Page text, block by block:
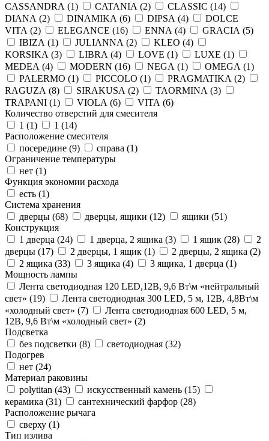
CASSANDRA (1) CATANIA (2) CLASSIC (14)
DIANA (2) DINAMIKA (6) DIPSA (4)
DOLCE
VITA (2) ELEGANCE (16) ENNA (4) GRACIA (5)
IBIZA (1) JULIANNA (2) KLEO (4)
KORSIKA (3) LIBRA (4) LOVE (1) LUXE (1)
MEDEA (4) MODERN (16) NEGA (1) OMEGA (1)
PALERMO (1) PICCOLO (1) PRAGMATIKA (2)
RAGUZA (8) SIRAKUSA (2) TAORMINA (3)
TRAPANI (1) VIOLA (6) VITA (6)
Количество отверстий для смесителя
1 (1) 1 (14)
Расположение смесителя
посередине (9) справа (1)
Ограничение температуры
нет (1)
Функция экономии расхода
есть (1)
Система хранения
дверцы (68) дверцы, ящики (12) ящики (51)
Конструкция
1 дверца (24) 1 дверца, 2 ящика (3) 1 ящик (28)
2
дверцы (17) 2 дверцы, 1 ящик (1) 2 дверцы, 2 ящика (2)
2 ящика (33) 3 ящика (4) 3 ящика, 1 дверца (1)
Мощность лампы
Лента светодиодная 120 LED,12В, 9,6 Вт\м «нейтральный
свет» (19)
Лента светодиодная 300 LED, 5 м, 12В, 4,8Вт\м
«холодный свет» (7)
Лента светодиодная 600 LED, 5 м,
12В, 9,6 Вт\м «холодный свет» (2)
Подсветка
без подсветки (8) светодиодная (32)
Подогрев
нет (24)
Материал раковины
polytitan (43) искусственный камень (15)
керамика (31) сантехнический фарфор (28)
Расположение рычага
сверху (1)
Тип излива